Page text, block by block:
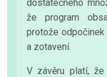
dostatečného
že program
protože
a zotavení.
V závěru platí,